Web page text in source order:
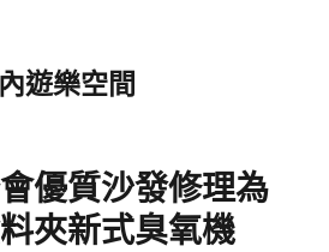
遊樂空間
優質沙發修理為
夾新式臭氧機